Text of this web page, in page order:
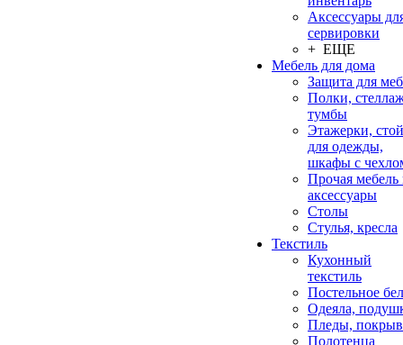
Аксессуары
сервировки
+ ЕЩЕ
Мебель для дома
Защита для
Полки,
тумбы
Этажерки,
для одежды,
шкафы с
Прочая мебель
аксессуары
Столы
Стулья, кресла
Текстиль
Кухонный
текстиль
Постельное
Одеяла,
Пледы,
Полотенца